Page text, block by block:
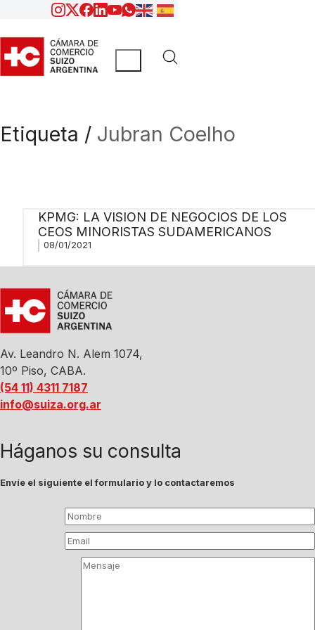
Etiqueta / Jubran Coelho
KPMG: LA VISION DE NEGOCIOS DE LOS
CEOS MINORISTAS SUDAMERICANOS
08/01/2021
Av. Leandro N. Alem 1074,
10º Piso, CABA.
(54 11) 4311 7187
info@suiza.org.ar
Háganos su consulta
Envíe el siguiente el formulario y lo contactaremos